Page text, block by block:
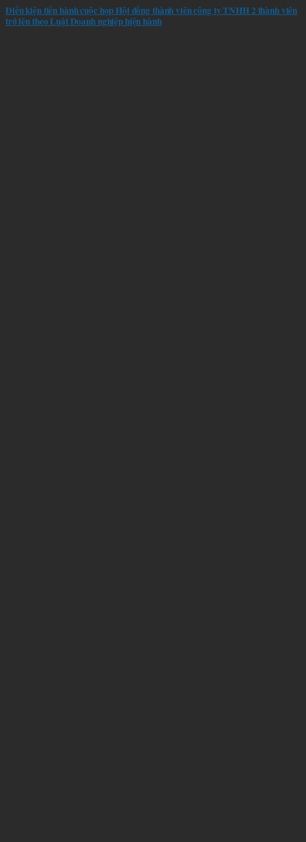
Điều kiện tiến hành cuộc họp Hội đồng thành viên công ty TNHH 2 thành viên
trở lên theo Luật Doanh nghiệp hiện hành